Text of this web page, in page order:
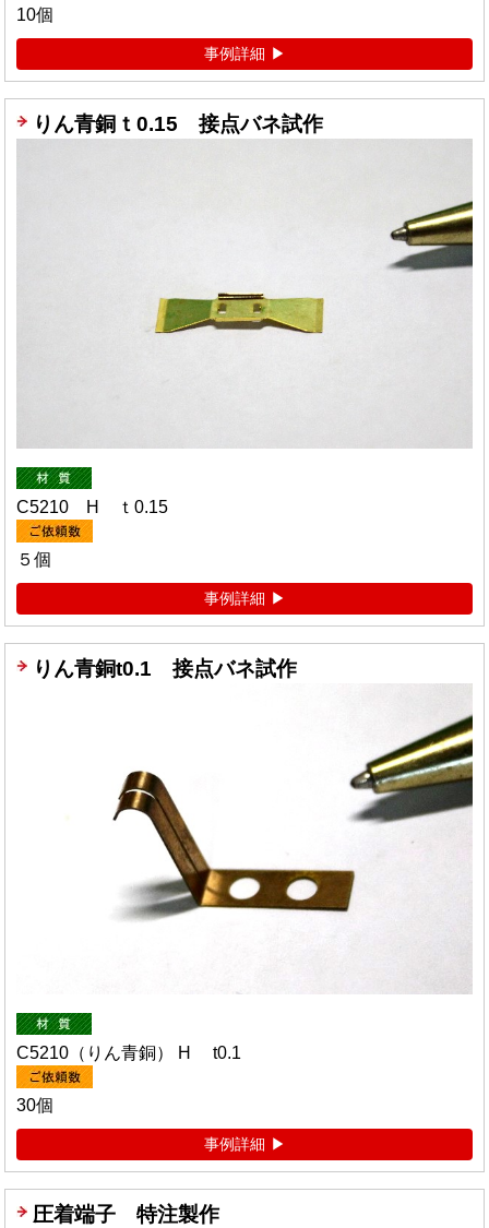
10個
事例詳細
りん青銅ｔ0.15 接点バネ試作
C5210 H ｔ0.15
５個
事例詳細
りん青銅t0.1 接点バネ試作
C5210（りん青銅） H t0.1
30個
事例詳細
圧着端子 特注製作